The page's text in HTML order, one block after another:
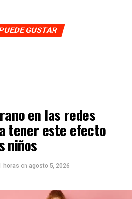
GUSTAR
en las redes
tener este efecto
niños
horas on agosto 5, 2026